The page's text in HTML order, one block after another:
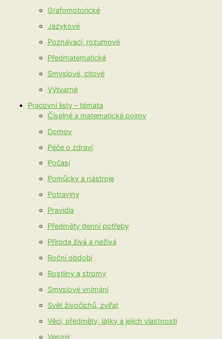
Grafomotorické
Jazykové
Poznávací, rozumové
Předmatematické
Smyslové, citové
Výtvarné
Pracovní listy – témata
Číselné a matematické pojmy
Domov
Péče o zdraví
Počasí
Pomůcky a nástroje
Potraviny
Pravidla
Předměty denní potřeby
Příroda živá a neživá
Roční období
Rostliny a stromy
Smyslové vnímání
Svět živočichů, zvířat
Věci, předměty, látky a jejich vlastnosti
Vesmír